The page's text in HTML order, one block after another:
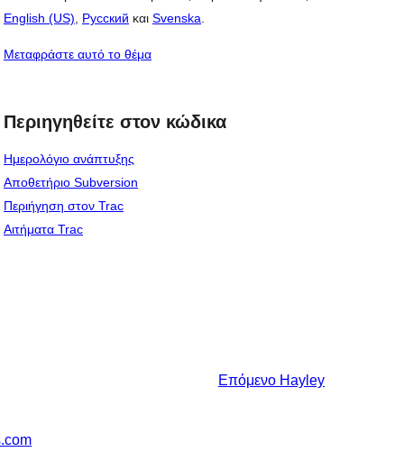
English (US)
Русский και Svenska
Μεταφράστε αυτό το θέμα
Περιηγηθείτε στον κώδικα
Ημερολόγιο ανάπτυξης
Αποθετήριο Subversion
Περιήγηση στον Trac
Αιτήματα Trac
Επόμενο Hayley